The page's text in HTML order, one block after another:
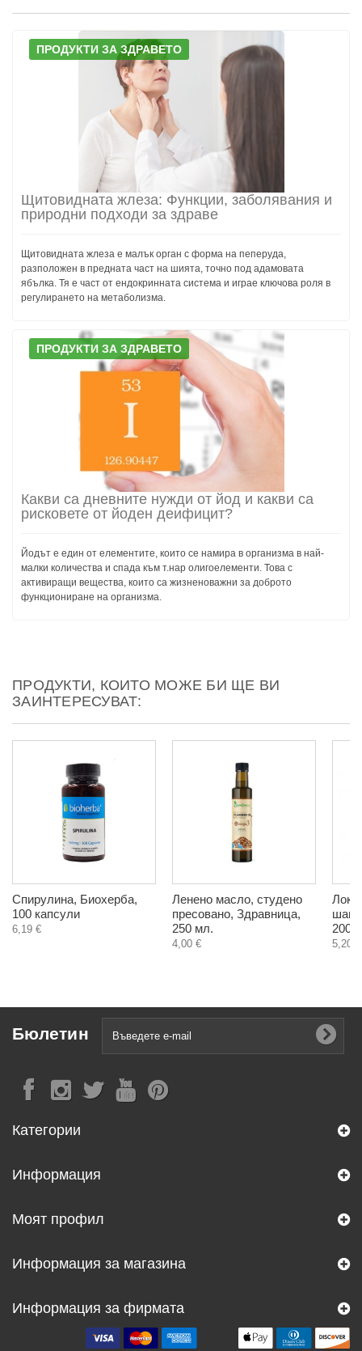
ПРОДУКТИ ЗА ЗДРАВЕТО
Щитовидната жлеза: Функции, заболявания и
природни подходи за здраве
Щитовидната жлеза е малък орган с форма на пеперуда,
разположен в предната част на шията, точно под адамовата
ябълка. Тя е част от ендокринната система и играе ключова роля в
регулирането на метаболизма.
ПРОДУКТИ ЗА ЗДРАВЕТО
Какви са дневните нужди от йод и какви са
рисковете от йоден деифицит?
Йодът е един от елементите, които се намира в организма в най-
малки количества и спада към т.нар олигоелементи. Това с
активиращи вещества, които са жизненоважни за доброто
функциониране на организма.
ПРОДУКТИ, КОИТО МОЖЕ БИ ЩЕ ВИ
ЗАИНТЕРЕСУВАТ:
Спирулина, Биохерба,
100 капсули
6,19 €
Ленено масло, студено
пресовано, Здравница,
250 мл.
4,00 €
шам
200
5,20 €
Бюлетин
Категории
Информация
Моят профил
Информация за магазина
Информация за фирмата